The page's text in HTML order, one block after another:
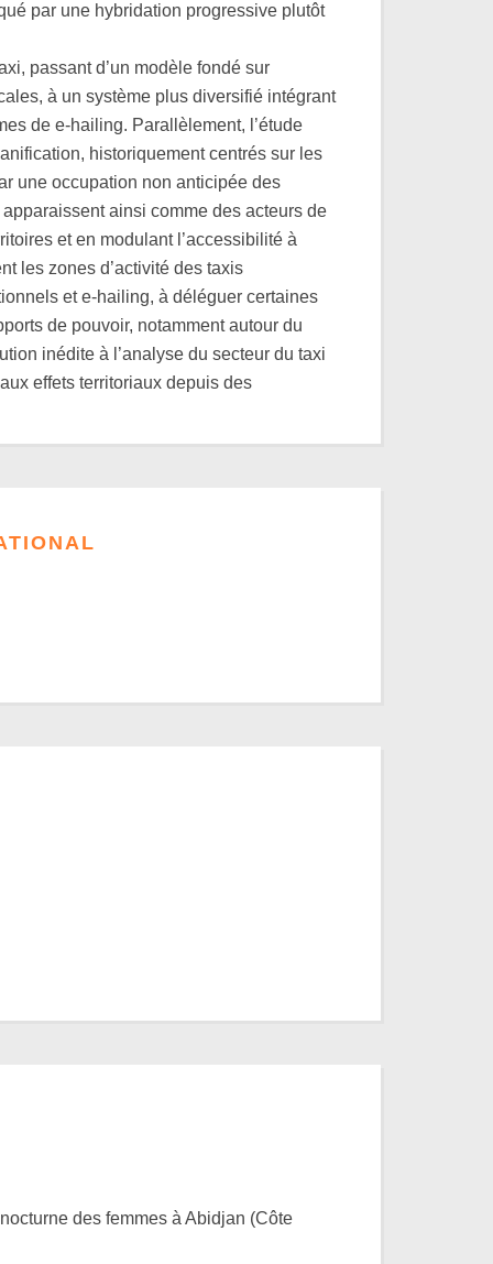
par une hybridation progressive plutôt
passant d’un modèle fondé sur
à un système plus diversifié intégrant
de e-hailing. Parallèlement, l’étude
historiquement centrés sur les
une occupation non anticipée des
ainsi comme des acteurs de
et en modulant l’accessibilité à
les zones d’activité des taxis
et e-hailing, à déléguer certaines
de pouvoir, notamment autour du
inédite à l’analyse du secteur du taxi
effets territoriaux depuis des
des femmes à Abidjan (Côte